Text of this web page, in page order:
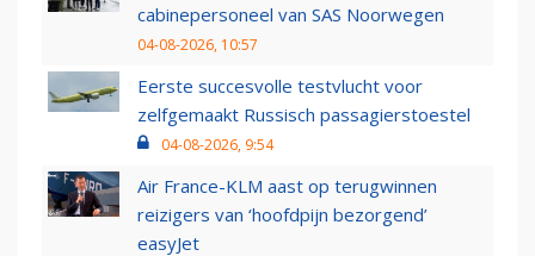
cabinepersoneel van SAS Noorwegen
04-08-2026, 10:57
Eerste succesvolle testvlucht voor
zelfgemaakt Russisch passagierstoestel
04-08-2026, 9:54
Air France-KLM aast op terugwinnen
reizigers van ‘hoofdpijn bezorgend’
easyJet